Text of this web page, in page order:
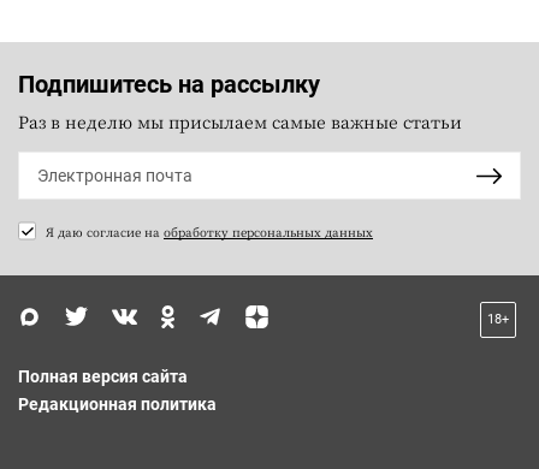
Подпишитесь на рассылку
Раз в неделю мы присылаем самые важные статьи
Я даю согласие на обработку персональных данных
18+
Полная версия сайта
Редакционная политика